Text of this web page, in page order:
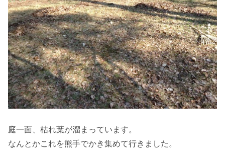
庭一面、枯れ葉が溜まっています。
なんとかこれを熊手でかき集めて行きました。